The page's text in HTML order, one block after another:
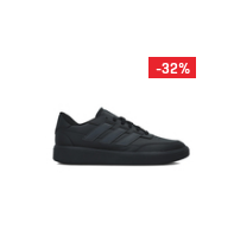
-32%